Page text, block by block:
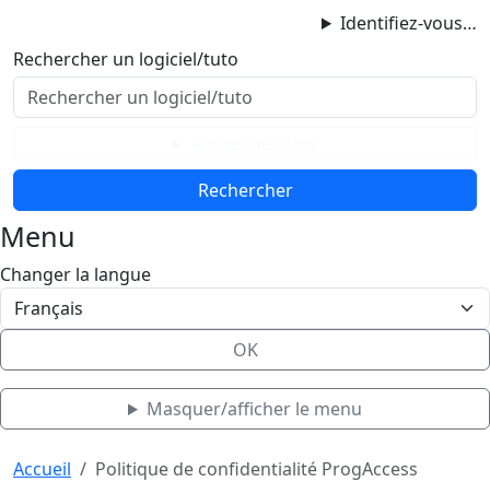
Identifiez-vous…
Contenu principal
Menu
Bas de page
Rechercher un logiciel/tuto
Menu
Changer la langue
OK
Masquer/afficher le menu
Aller au contenu principal
Accueil Politique de confidentialité ProgAccess